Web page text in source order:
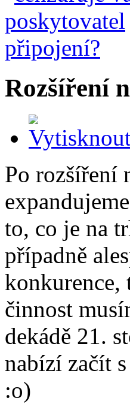
Rozšíření
Po rozšíření
to, co je na
případně
činnost
dekádě 21.
nabízí začít
:o)